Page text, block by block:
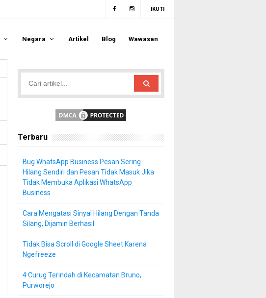
IKUTI
Negara Artikel Blog Wawasan
Terbaru
Bug WhatsApp Business Pesan Sering
Hilang Sendiri dan Pesan Tidak Masuk Jika
Tidak Membuka Aplikasi WhatsApp
Business
Cara Mengatasi Sinyal Hilang Dengan Tanda
Silang, Dijamin Berhasil
Tidak Bisa Scroll di Google Sheet Karena
Ngefreeze
4 Curug Terindah di Kecamatan Bruno,
Purworejo